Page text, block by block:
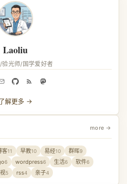
Laoliu
光师/国学爱好者
解更多 →
more →
客11 早教10 易经10 群晖9
6 wordpress6 生活6 软件6
5 rss4 亲子4